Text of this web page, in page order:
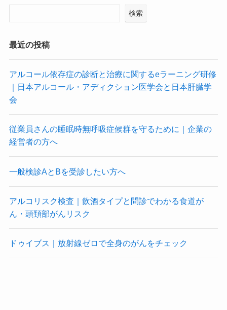
検索
最近の投稿
アルコール依存症の診断と治療に関するeラーニング研修
｜日本アルコール・アディクション医学会と日本肝臓学
会
従業員さんの睡眠時無呼吸症候群を守るために｜企業の
経営者の方へ
一般検診AとBを受診したい方へ
アルコリスク検査｜飲酒タイプと問診でわかる食道が
ん・頭頚部がんリスク
ドゥイブス｜放射線ゼロで全身のがんをチェック